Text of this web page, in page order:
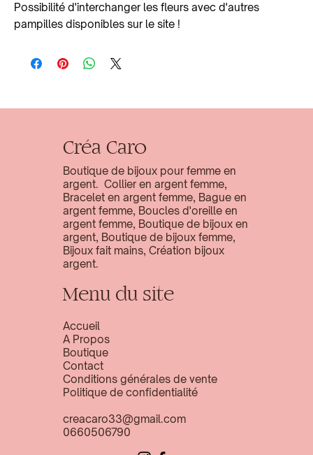
Possibilité d'interchanger les fleurs avec d'autres
pampilles disponibles sur le site !
Créa Caro
Boutique de bijoux pour femme en
argent. Collier en argent femme,
Bracelet en argent femme, Bague en
argent femme, Boucles d'oreille en
argent femme, Boutique de bijoux en
argent, Boutique de bijoux femme,
Bijoux fait mains, Création bijoux
argent.
Menu du site
Accueil
A Propos
Boutique
Contact
Conditions générales de vente
Politique de confidentialité
creacaro33@gmail.com
0660506790